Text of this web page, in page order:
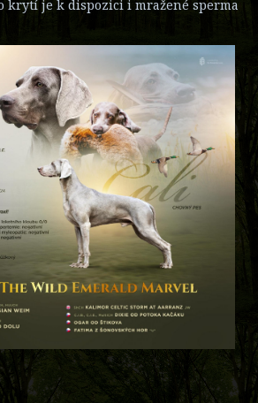
krytí je k dispozici i mražené sperma